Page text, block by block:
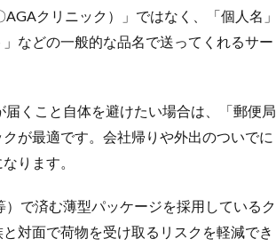
クリニック）」ではなく、「個人名」
などの一般的な品名で送ってくれるサー
届くこと自体を避けたい場合は、「郵便局
が最適です。会社帰りや外出のついでに
ります。
で済む薄型パッケージを採用しているク
対面で荷物を受け取るリスクを軽減でき